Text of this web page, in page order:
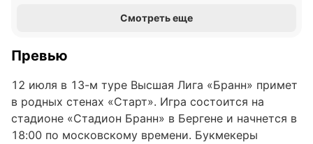
Смотреть еще
Превью
12 июля в 13-м туре Высшая Лига «Бранн» примет
в родных стенах «Старт». Игра состоится на
стадионе «Стадион Бранн» в Бергене и начнется в
18:00 по московскому времени. Букмекеры